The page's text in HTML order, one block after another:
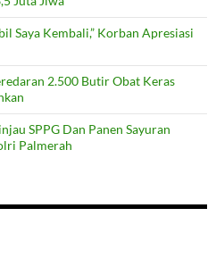
Saya Kembali,” Korban Apresiasi
2.500 Butir Obat Keras
SPPG Dan Panen Sayuran
Palmerah